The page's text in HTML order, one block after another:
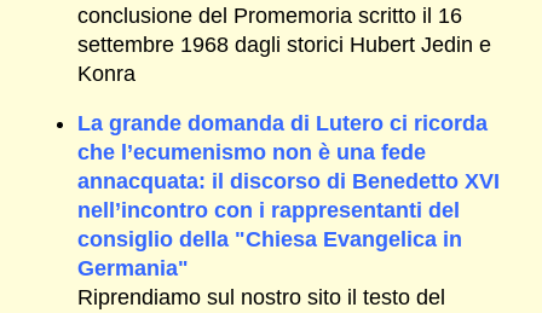
conclusione del Promemoria scritto il 16
settembre 1968 dagli storici Hubert Jedin e
Konra
La grande domanda di Lutero ci ricorda
che l’ecumenismo non è una fede
annacquata: il discorso di Benedetto XVI
nell’incontro con i rappresentanti del
consiglio della "Chiesa Evangelica in
Germania"
Riprendiamo sul nostro sito il testo del